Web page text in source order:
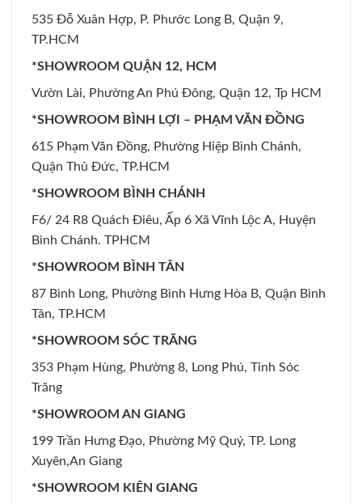
535 Đỗ Xuân Hợp, P. Phước Long B, Quận 9,
TP.HCM
*SHOWROOM QUẬN 12, HCM
Vườn Lài, Phường An Phú Đông, Quận 12, Tp HCM
*SHOWROOM BÌNH LỢI – PHẠM VĂN ĐỒNG
615 Phạm Văn Đồng, Phường Hiệp Bình Chánh,
Quận Thủ Đức, TP.HCM
*SHOWROOM BÌNH CHÁNH
F6/ 24 R8 Quách Điêu, Ấp 6 Xã Vĩnh Lộc A, Huyện
Bình Chánh. TPHCM
*SHOWROOM BÌNH TÂN
87 Bình Long, Phường Bình Hưng Hòa B, Quận Bình
Tân, TP.HCM
*SHOWROOM SÓC TRĂNG
353 Phạm Hùng, Phường 8, Long Phú, Tỉnh Sóc
Trăng
*SHOWROOM AN GIANG
199 Trần Hưng Đạo, Phường Mỹ Quý, TP. Long
Xuyên,An Giang
*SHOWROOM KIÊN GIANG